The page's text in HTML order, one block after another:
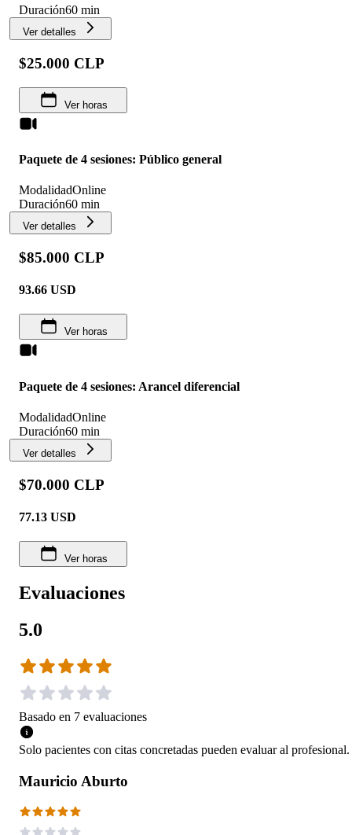
Duración60 min
Ver detalles
$25.000 CLP
Ver horas
Paquete de 4 sesiones: Público general
ModalidadOnline
Duración60 min
Ver detalles
$85.000 CLP
93.66 USD
Ver horas
Paquete de 4 sesiones: Arancel diferencial
ModalidadOnline
Duración60 min
Ver detalles
$70.000 CLP
77.13 USD
Ver horas
Evaluaciones
5.0
Basado en 7 evaluaciones
Solo pacientes con citas concretadas pueden evaluar al profesional.
Mauricio Aburto